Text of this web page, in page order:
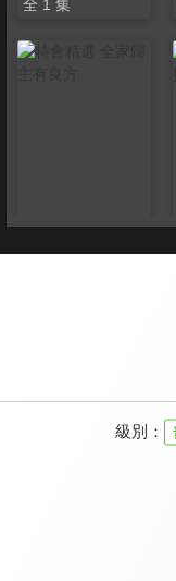
全 1 集
級別：